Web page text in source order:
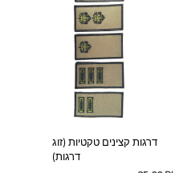
דרגות קצינים טקטיות (זוג
דרגות)